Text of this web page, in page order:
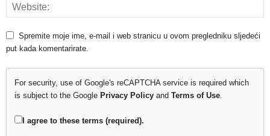
Spremite moje ime, e-mail i web stranicu u ovom pregledniku sljedeći
put kada komentarirate.
For security, use of Google's reCAPTCHA service is required which
is subject to the Google Privacy Policy and Terms of Use
I agree to these terms (required).